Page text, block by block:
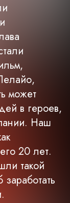
может
в героев,
Наш
20 лет.
такой